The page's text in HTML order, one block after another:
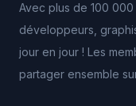
Avec plus de 100
développeurs,
jour en jour ! Les
partager ensemble